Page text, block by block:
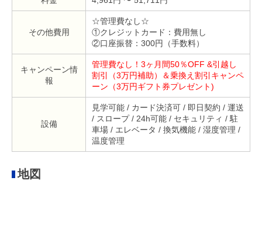
その他費用
☆管理費なし☆
①クレジットカード：費用無し
②口座振替：300円（手数料）
キャンペーン情
報
管理費なし！3ヶ月間50％OFF &引越し
割引（3万円補助）＆乗換え割引キャンペ
ーン（3万円ギフト券プレゼント)
設備
見学可能 / カード決済可 / 即日契約 / 運送
/ スロープ / 24h可能 / セキュリティ / 駐
車場 / エレベータ / 換気機能 / 湿度管理 /
温度管理
地図